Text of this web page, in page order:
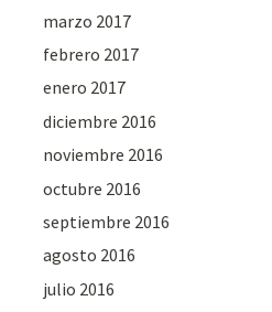
marzo 2017
febrero 2017
enero 2017
diciembre 2016
noviembre 2016
octubre 2016
septiembre 2016
agosto 2016
julio 2016